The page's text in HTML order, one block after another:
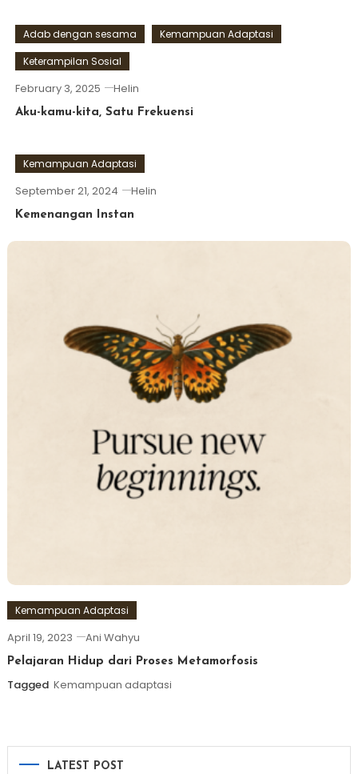
Adab dengan sesama
Kemampuan Adaptasi
Keterampilan Sosial
February 3, 2025 Helin
Aku-kamu-kita, Satu Frekuensi
Kemampuan Adaptasi
September 21, 2024 Helin
Kemenangan Instan
Kemampuan Adaptasi
April 19, 2023 Ani Wahyu
Pelajaran Hidup dari Proses Metamorfosis
Tagged Kemampuan adaptasi
LATEST POST